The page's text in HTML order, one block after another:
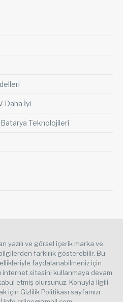
Daha İyi
Teknolojileri
yazılı ve görsel içerik marka ve
farklılık gösterebilir. Bu
faydalanabilmeniz için
internet sitesini kullanmaya devam
etmiş olursunuz. Konuyla ilgili
için Gizlilik Politikası sayfamızı